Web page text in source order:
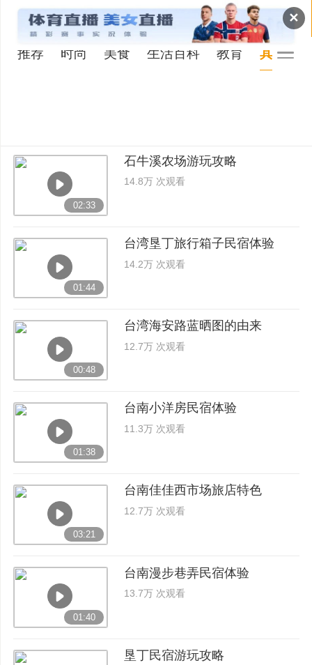
✕
推荐 时尚 美食 生活百科 教育 其它
石牛溪农场游玩攻略
14.8万 次观看
02:33
台湾垦丁旅行箱子民宿体验
14.2万 次观看
01:44
台湾海安路蓝晒图的由来
12.7万 次观看
00:48
台南小洋房民宿体验
11.3万 次观看
01:38
台南佳佳西市场旅店特色
12.7万 次观看
03:21
台南漫步巷弄民宿体验
13.7万 次观看
01:40
垦丁民宿游玩攻略